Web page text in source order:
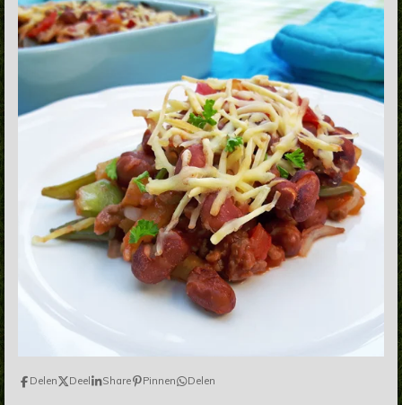
Delen Deel Share Pinnen Delen